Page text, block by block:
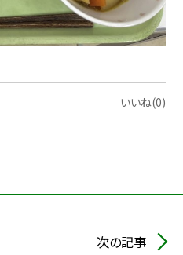
いいね(0)
次の記事